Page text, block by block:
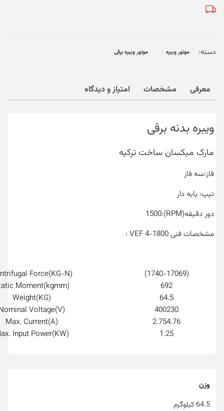
VEF
فلنچ
دسته: موتور ویبره موتور ویبره برقی
معرفی مشخصات امتیاز و دیدگاه
ویبره بدنه برقی
مارک میکسان ساخت ترکیه
فاز:سه فاز
تیپ: پایه دار
دور دقیقه(RPM):1500
مشخصات فنی VEF 4-1800 :
(1740-17069)
Force(KG-N)
692
Moment(kgmm)
64.5
Weight(KG)
400230
Voltage(V)
2.754.76
Max. Current(A)
1.25
Input Power(KW)
وزن
64.5 کیلوگرم